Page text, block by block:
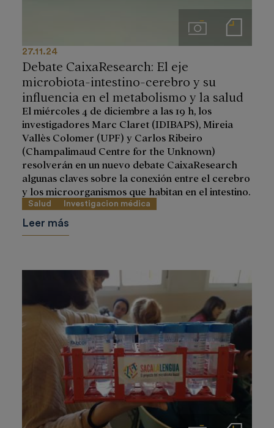
ImágenesNotas de prensa
27.11.24
Debate CaixaResearch: El eje
microbiota-intestino-cerebro y su
influencia en el metabolismo y la salud
El miércoles 4 de diciembre a las 19 h, los
investigadores Marc Claret (IDIBAPS), Mireia
Vallès Colomer (UPF) y Carlos Ribeiro
(Champalimaud Centre for the Unknown)
resolverán en un nuevo debate CaixaResearch
algunas claves sobre la conexión entre el cerebro
y los microorganismos que habitan en el intestino.
Salud Investigacion médica
Leer más